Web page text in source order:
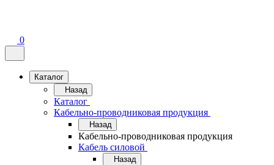
0
Каталог
Назад
Каталог
Кабельно-проводниковая продукция
Назад
Кабельно-проводниковая продукция
Кабель силовой
Назад